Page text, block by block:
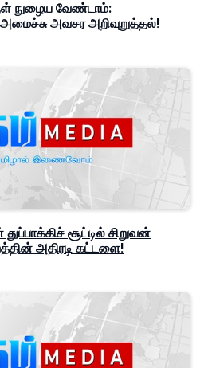
நுழைய வேண்டாம்:
அவசர அறிவுறுத்தல்!
சூட்டில் சிறுவன்
அதிரடி கட்டளை!